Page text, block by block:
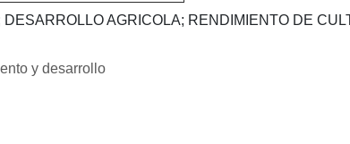
AGRICOLA; RENDIMIENTO DE
y desarrollo